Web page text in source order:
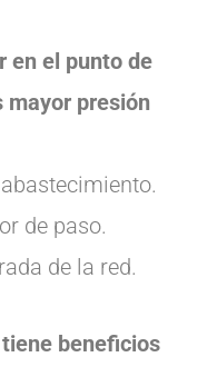
en el punto de
mayor presión
de paso.
de la red.
beneficios